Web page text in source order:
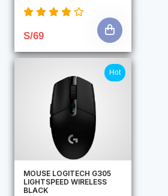
S/69
Hot
MOUSE LOGITECH G305
LIGHTSPEED WIRELESS
BLACK